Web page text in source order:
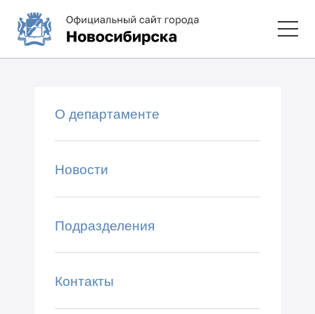
О департаменте
Новости
Подразделения
Контакты